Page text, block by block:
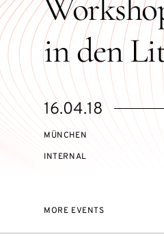
in den
Starts
on
16.04.18
Ends
on
MÜNCHEN
EVENT
INTERNAL
MORE EVENTS